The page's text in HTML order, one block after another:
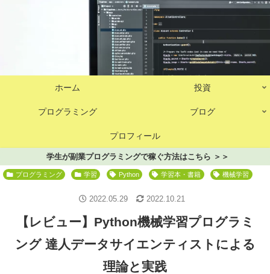
ホーム 投資
プログラミング ブログ
プロフィール
学生が副業プログラミングで稼ぐ方法はこちら ＞＞
プログラミング 学習 Python 学習本・書籍 機械学習
【レビュー】Python機械学習プログラミ
ング 達人データサイエンティストによる
理論と実践
2022.10.21
2022.05.29